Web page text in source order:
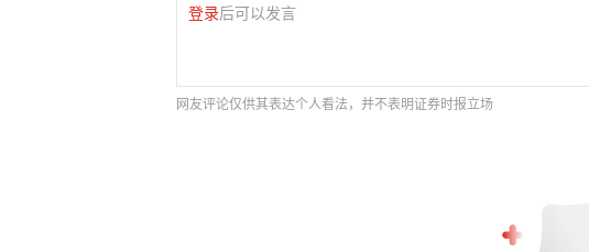
登录后可以发言
网友评论仅供其表达个人看法，并不表明证券时报立场